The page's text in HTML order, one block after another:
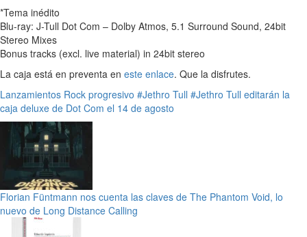
*Tema inédito
Blu-ray: J-Tull Dot Com – Dolby Atmos, 5.1 Surround Sound, 24bit
Stereo Mixes
Bonus tracks (excl. live material) in 24bit stereo
La caja está en preventa en este enlace. Que la disfrutes.
Lanzamientos Rock progresivo #Jethro Tull #Jethro Tull editarán la
caja deluxe de Dot Com el 14 de agosto
Florian Füntmann nos cuenta las claves de The Phantom Void, lo
nuevo de Long Distance Calling